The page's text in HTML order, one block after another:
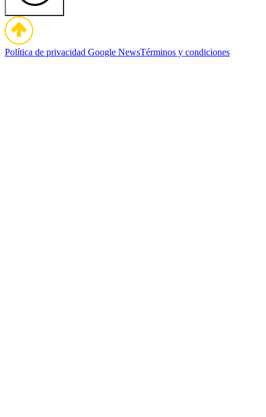
Política de privacidad Google NewsTérminos y condiciones